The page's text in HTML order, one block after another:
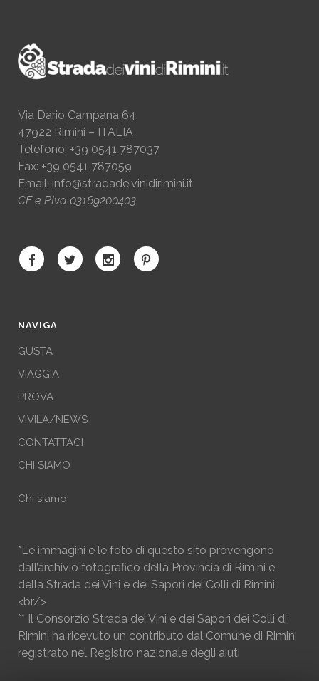
Via Dario Campana 64
47922 Rimini – ITALIA
Telefono: +39 0541 787037
Fax: +39 0541 787059
Email: info@stradadeivinidirimini.it
CF e PIva 03169200403
NAVIGA
GUSTA
VIAGGIA
PROVA
VIVILA/NEWS
CONTATTACI
CHI SIAMO
Chi siamo
*Le immagini e le foto di questo sito provengono
dall’archivio fotografico della Provincia di Rimini e
della Strada dei Vini e dei Sapori dei Colli di Rimini
<br/>
** Il Consorzio Strada dei Vini e dei Sapori dei Colli di
Rimini ha ricevuto un contributo dal Comune di Rimini
registrato nel Registro nazionale degli aiuti